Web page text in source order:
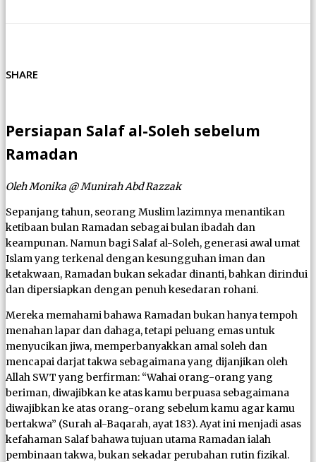
SHARE
Persiapan Salaf al-Soleh sebelum
Ramadan
Oleh Monika @ Munirah Abd Razzak
Sepanjang tahun, seorang Muslim lazimnya menantikan
ketibaan bulan Ramadan sebagai bulan ibadah dan
keampunan. Namun bagi Salaf al-Soleh, generasi awal umat
Islam yang terkenal dengan kesungguhan iman dan
ketakwaan, Ramadan bukan sekadar dinanti, bahkan dirindui
dan dipersiapkan dengan penuh kesedaran rohani.
Mereka memahami bahawa Ramadan bukan hanya tempoh
menahan lapar dan dahaga, tetapi peluang emas untuk
menyucikan jiwa, memperbanyakkan amal soleh dan
mencapai darjat takwa sebagaimana yang dijanjikan oleh
Allah SWT yang berfirman: “Wahai orang-orang yang
beriman, diwajibkan ke atas kamu berpuasa sebagaimana
diwajibkan ke atas orang-orang sebelum kamu agar kamu
bertakwa” (Surah al-Baqarah, ayat 183). Ayat ini menjadi asas
kefahaman Salaf bahawa tujuan utama Ramadan ialah
pembinaan takwa, bukan sekadar perubahan rutin fizikal.